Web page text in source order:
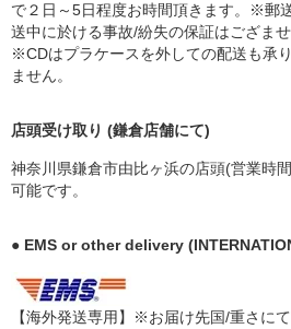
で２日～5日程度お時間頂きます。※郵
送中に於ける事故/紛失の保証はござま
※CDはプラケースを外しての配送も承
ません。
店頭受け取り (鎌倉店舗にて)
神奈川県鎌倉市由比ヶ浜の店頭(営業時
可能です。
● EMS or other delivery
【海外発送専用】※お届け先国/重さにて